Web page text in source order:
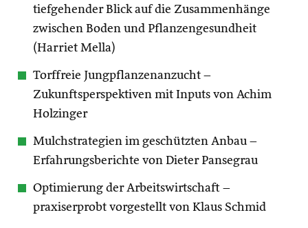
tiefgehender Blick auf die Zusammenhänge
zwischen Boden und Pflanzengesundheit
(Harriet Mella)
Torffreie Jungpflanzenanzucht –
Zukunftsperspektiven mit Inputs von Achim
Holzinger
Mulchstrategien im geschützten Anbau –
Erfahrungsberichte von Dieter Pansegrau
Optimierung der Arbeitswirtschaft –
praxiserprobt vorgestellt von Klaus Schmid